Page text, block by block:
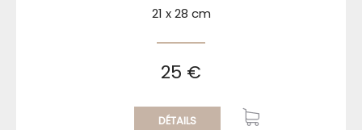
21 x 28 cm
25 €
DÉTAILS